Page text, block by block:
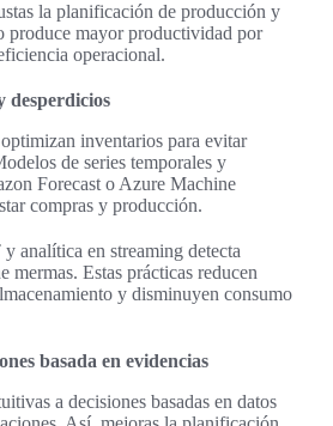
la planificación de producción y
produce mayor productividad por
operacional.
desperdicios
inventarios para evitar
de series temporales y
Forecast o Azure Machine
compras y producción.
analítica en streaming detecta
mermas. Estas prácticas reducen
y disminuyen consumo
basada en evidencias
a decisiones basadas en datos